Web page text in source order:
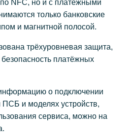
NFC, но и с платежными
только банковские
и магнитной полосой.
трёхуровневая защита,
платёжных
о подключении
ПСБ и моделях устройств,
сервиса, можно на